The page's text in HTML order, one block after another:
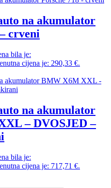
na akumulator
crveni
bila je:
cijena je: 290,33 €.
na akumulator
– DVOSJED –
bila je:
cijena je: 717,71 €.